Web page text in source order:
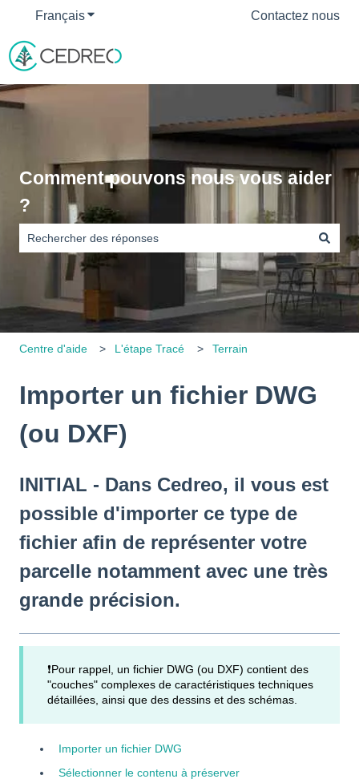
FrançaisAfficher le sous-menu pour les traductions
Contactez nous
Comment pouvons nous vous aider
?
Il n'y a aucune suggestion car le champ de recherche est
Centre d'aide L'étape Tracé Terrain
Importer un fichier DWG
(ou DXF)
INITIAL - Dans Cedreo, il vous est
possible d'importer ce type de
fichier afin de représenter votre
parcelle notamment avec une très
grande précision.
❗Pour rappel, un fichier DWG (ou DXF) contient des
"couches" complexes de caractéristiques techniques
détaillées, ainsi que des dessins et des schémas.
Importer un fichier DWG
Sélectionner le contenu à préserver